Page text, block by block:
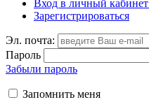
Вход в личный кабинет
Зарегистрироваться
Эл. почта:
Пароль
Забыли пароль
Запомнить меня